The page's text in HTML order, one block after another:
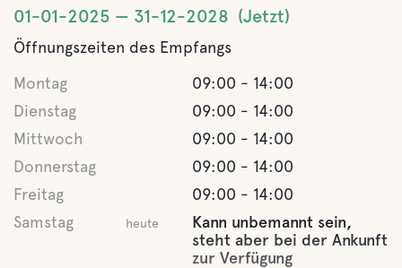
Sauna
Graue Drainage
Latrine Entleerung
Süßwasser
01-01-2025 31-12-2028 Jetzt
Öffnungszeiten des Empfangs
Montag
09:00 - 14:00
Dienstag
09:00 - 14:00
Mittwoch
09:00 - 14:00
Donnerstag
09:00 - 14:00
Freitag
09:00 - 14:00
Samstag
Kann unbemannt sein,
steht aber bei der Ankunft
zur Verfügung
heute